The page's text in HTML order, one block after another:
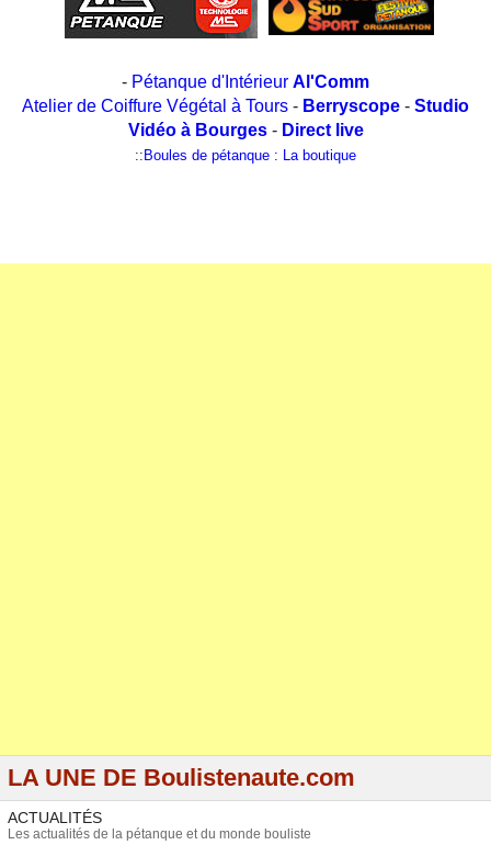
- Pétanque d'Intérieur Al'Comm
Atelier de Coiffure Végétal à Tours - Berryscope - Studio
Vidéo à Bourges- Direct live
:: Boules de pétanque : La boutique
LA UNE DE Boulistenaute.com
ACTUALITÉS
Les actualités de la pétanque et du monde bouliste